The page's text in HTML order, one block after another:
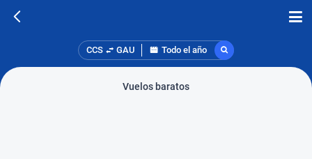
CCS GAU Todo el año
Vuelos baratos